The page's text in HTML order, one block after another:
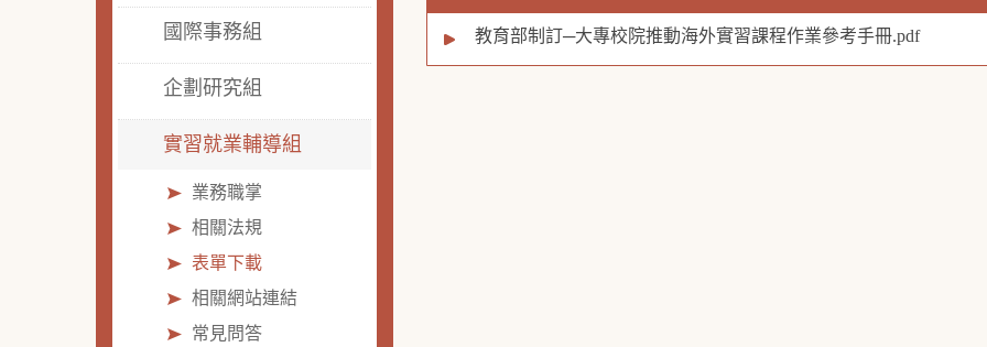
國際事務組
企劃研究組
實習就業輔導組
業務職掌
相關法規
表單下載
相關網站連結
常見問答
教育部制訂─大專校院推動海外實習課程作業參考手冊.pdf